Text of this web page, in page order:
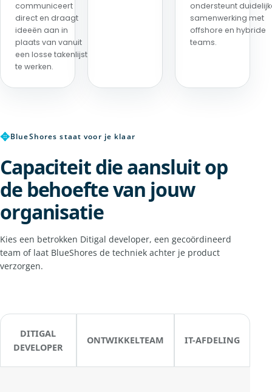
communiceert
direct en draagt
ideeën aan in
plaats van vanuit
een losse takenlijst
te werken.
ondersteunt
samenwerking met
offshore en hybride
teams.
✥BlueShores staat voor je klaar
Capaciteit die aansluit op
de behoefte van jouw
organisatie
Kies een betrokken Ditigal developer, een gecoördineerd
team of laat BlueShores de techniek achter je product
verzorgen.
DITIGAL
DEVELOPER
ONTWIKKELTEAM IT-AFDELING